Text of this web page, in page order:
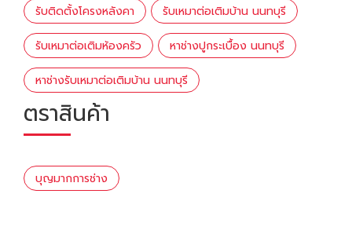
รับติดตั้งโครงหลังคา รับเหมาต่อเติมบ้าน นนทบุรี
รับเหมาต่อเติมห้องครัว หาช่างปูกระเบื้อง นนทบุรี
หาช่างรับเหมาต่อเติมบ้าน นนทบุรี
ตราสินค้า
บุญมากการช่าง